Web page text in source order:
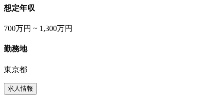
想定年収
700万円 ~ 1,300万円
勤務地
東京都
求人情報